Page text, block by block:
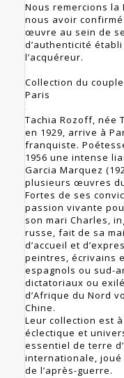
Nous remercions la
nous avoir
œuvre au sein de
d’authenticité
l’acquéreur.
Collection du
Paris
Tachia Rozoff, née
en 1929, arrive à
franquiste.
1956 une intense
Garcia Marquez
plusieurs œuvres
Fortes de ses
passion vivante
son mari Charles,
russe, fait de sa
d’accueil et
peintres, écrivains
espagnols ou sud-
dictatoriaux ou
d’Afrique du Nord
Chine.
Leur collection est
éclectique et
essentiel de terre
internationale, joué
de l’après-guerre.